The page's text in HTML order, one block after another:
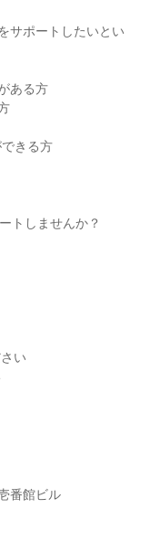
サポートしたいとい
ある方
きる方
トしませんか？
い
番館ビル